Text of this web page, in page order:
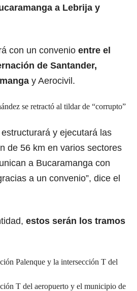
a Lebrija y
con un convenio entre el
de Santander,
y Aerocivil.
se retractó al tildar de “corrupto”
y ejecutará las
de 56 km en varios sectores
a Bucaramanga con
a un convenio”, dice el
estos serán los tramos
Palenque y la intersección T del
T del aeropuerto y el municipio de